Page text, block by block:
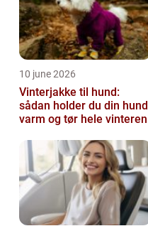
10 june 2026
Vinterjakke til hund:
sådan holder du din hund
varm og tør hele vinteren